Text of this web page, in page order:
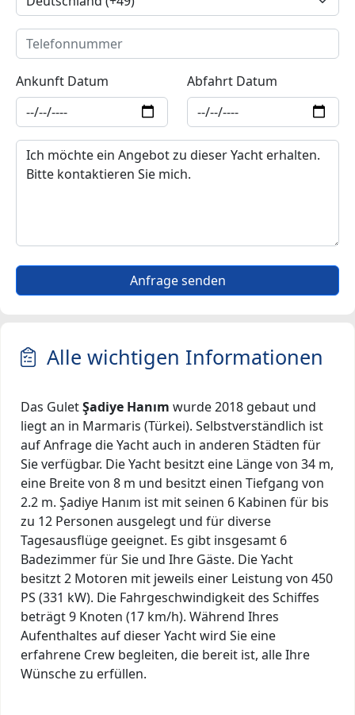
Ankunft Datum Abfahrt Datum
Anfrage senden
Alle wichtigen Informationen
Das GuletŞadiye Hanım wurde 2018 gebaut und
liegt an in Marmaris (Türkei). Selbstverständlich ist
auf Anfrage die Yacht auch in anderen Städten für
Sie verfügbar. Die Yacht besitzt eine Länge von 34 m,
eine Breite von 8 m und besitzt einen Tiefgang von
2.2 m. Şadiye Hanım ist mit seinen 6 Kabinen für bis
zu 12 Personen ausgelegt und für diverse
Tagesausflüge geeignet. Es gibt insgesamt 6
Badezimmer für Sie und Ihre Gäste. Die Yacht
besitzt 2 Motoren mit jeweils einer Leistung von 450
PS (331 kW). Die Fahrgeschwindigkeit des Schiffes
beträgt 9 Knoten (17 km/h). Während Ihres
Aufenthaltes auf dieser Yacht wird Sie eine
erfahrene Crew begleiten, die bereit ist, alle Ihre
Wünsche zu erfüllen.